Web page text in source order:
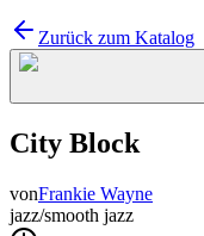
Zurück zum Katalog
City Block
vonFrankie Wayne
jazz/smooth jazz